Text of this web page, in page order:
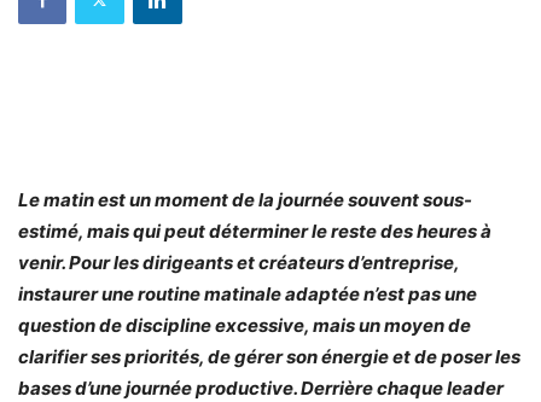
Le matin est un moment de la journée souvent sous-
estimé, mais qui peut déterminer le reste des heures à
venir. Pour les dirigeants et créateurs d’entreprise,
instaurer une routine matinale adaptée n’est pas une
question de discipline excessive, mais un moyen de
clarifier ses priorités, de gérer son énergie et de poser les
bases d’une journée productive. Derrière chaque leader